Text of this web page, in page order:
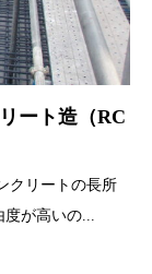
ート造（RC
クリートの長所
が高いの...